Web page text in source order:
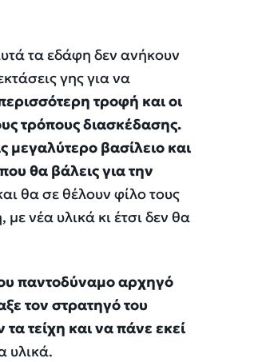
τα εδάφη δεν ανήκουν
γης για να
τροφή και οι
τρόπους διασκέδασης.
βασίλειο και
θα βάλεις για την
θα σε θέλουν φίλο τους
νέα υλικά κι έτσι δεν θα
παντοδύναμο αρχηγό
τον στρατηγό του
τείχη και να πάνε εκεί
υλικά.